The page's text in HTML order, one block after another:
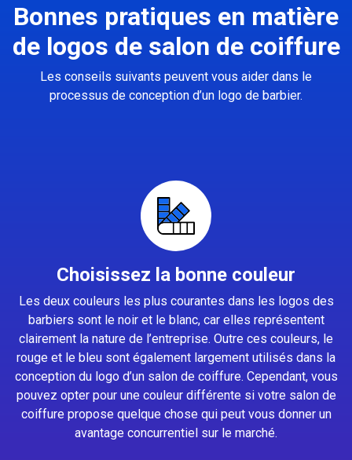
Bonnes pratiques en matière
de logos de salon de coiffure
Les conseils suivants peuvent vous aider dans le
processus de conception d’un logo de barbier.
Choisissez la bonne couleur
Les deux couleurs les plus courantes dans les logos des
barbiers sont le noir et le blanc, car elles représentent
clairement la nature de l’entreprise. Outre ces couleurs, le
rouge et le bleu sont également largement utilisés dans la
conception du logo d’un salon de coiffure. Cependant, vous
pouvez opter pour une couleur différente si votre salon de
coiffure propose quelque chose qui peut vous donner un
avantage concurrentiel sur le marché.